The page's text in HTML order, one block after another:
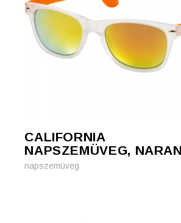
CALIFORNIA
NAPSZEMÜVEG,
napszemüveg